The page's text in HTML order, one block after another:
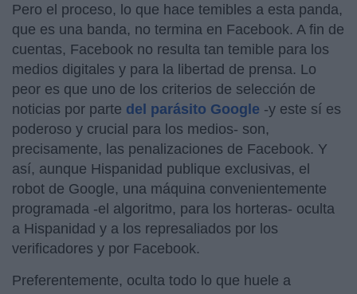
Pero el proceso, lo que hace temibles a esta panda,
que es una banda, no termina en Facebook. A fin de
cuentas, Facebook no resulta tan temible para los
medios digitales y para la libertad de prensa. Lo
peor es que uno de los criterios de selección de
noticias por parte del parásito Google -y este sí es
poderoso y crucial para los medios- son,
precisamente, las penalizaciones de Facebook. Y
así, aunque Hispanidad publique exclusivas, el
robot de Google, una máquina convenientemente
programada -el algoritmo, para los horteras- oculta
a Hispanidad y a los represaliados por los
verificadores y por Facebook.
Preferentemente, oculta todo lo que huele a